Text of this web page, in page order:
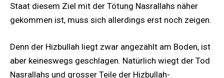
Staat diesem Ziel mit der Tötung Nasrallahs näher
gekommen ist, muss sich allerdings erst noch zeigen.
Denn der Hizbullah liegt zwar angezählt am Boden, ist
aber keineswegs geschlagen. Natürlich wiegt der Tod
Nasrallahs und grosser Teile der Hizbullah-